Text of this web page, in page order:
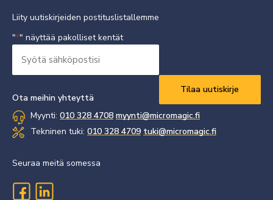
Liity uutiskirjeiden postituslistallemme
"*" näyttää pakolliset kentät
sähköpostisi
Ota meihin yhteyttä
Myynti: 010 328 4708 myynti@micromagic.fi
Tekninen tuki: 010 328 4709 tuki@micromagic.fi
Seuraa meitä somessa